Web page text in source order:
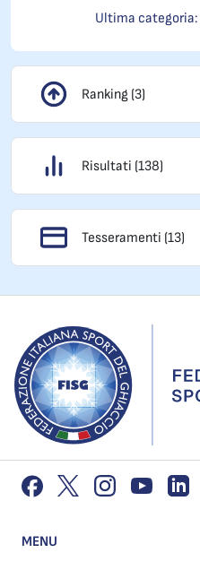
Ultima categoria:
Ranking (3)
Risultati (138)
Tesseramenti (13)
MENU